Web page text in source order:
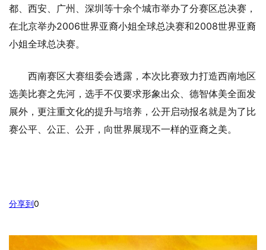
都、西安、广州、深圳等十余个城市举办了分赛区总决赛，
在北京举办2006世界亚裔小姐全球总决赛和2008世界亚裔
小姐全球总决赛。
西南赛区大赛组委会透露，本次比赛致力打造西南地区
选美比赛之先河，选手不仅要求形象出众、德智体美全面发
展外，更注重文化的提升与培养，公开启动报名就是为了比
赛公平、公正、公开，向世界展现不一样的亚裔之美。
分享到0